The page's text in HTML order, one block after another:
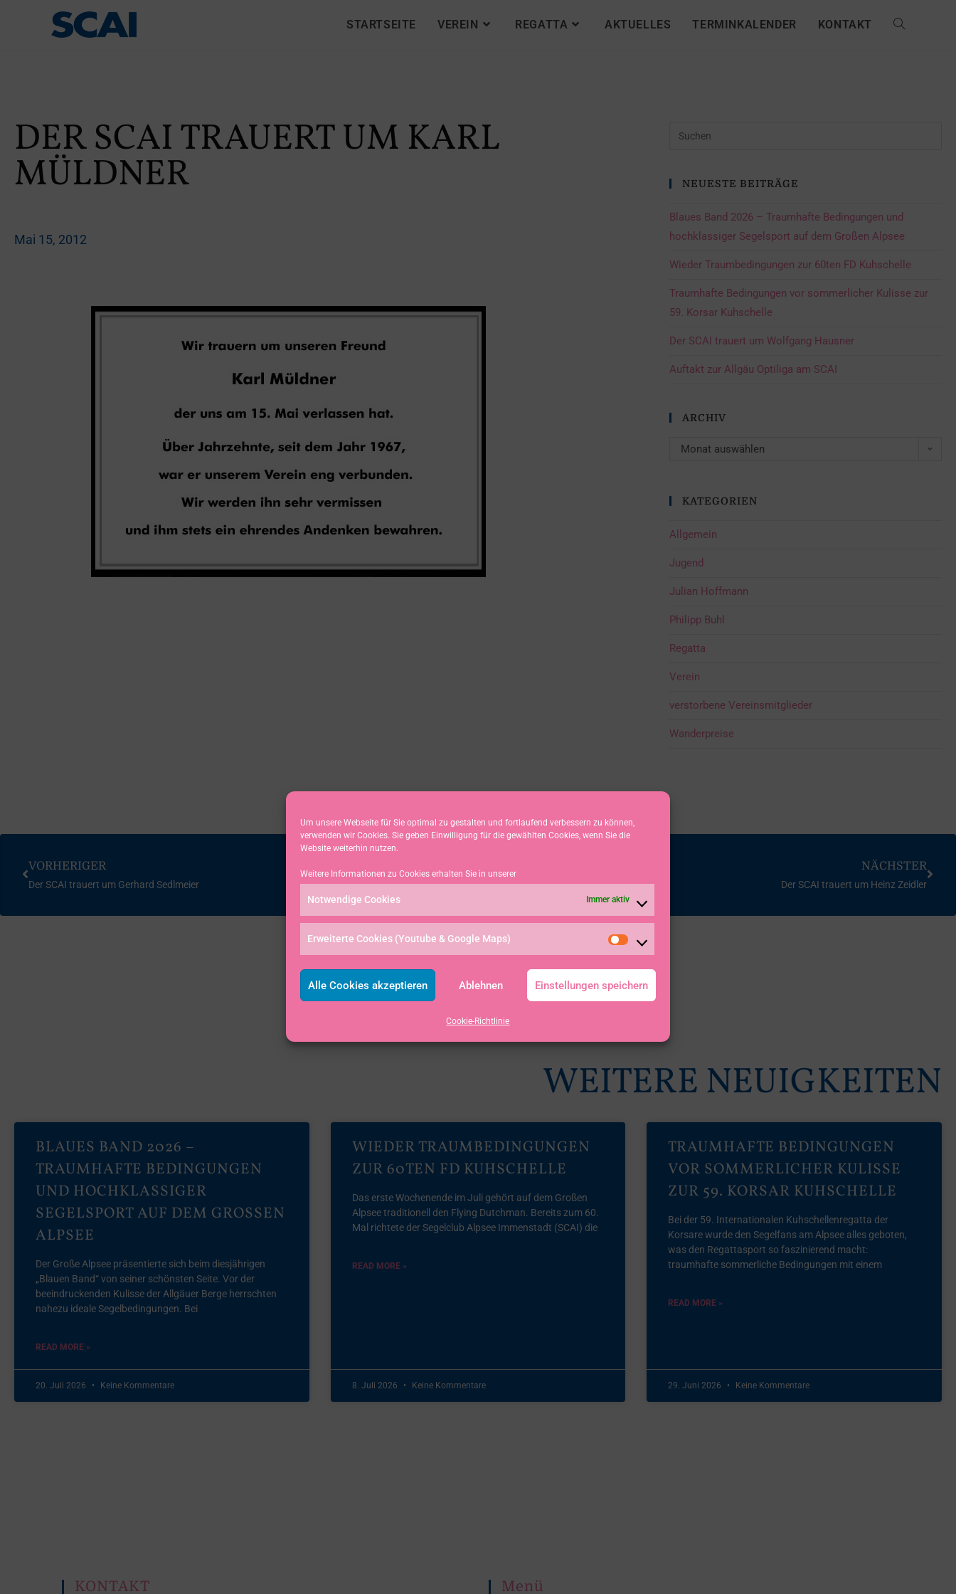
Um unsere Webseite für Sie optimal zu gestalten und fortlaufend verbessern zu können,
verwenden wir Cookies. Sie geben Einwilligung für die gewählten Cookies, wenn Sie die
Website weiterhin nutzen.
Weitere Informationen zu Cookies erhalten Sie in unserer
Notwendige Cookies Immer aktiv
Erweiterte Cookies (Youtube & Google Maps)
Alle Cookies akzeptieren Ablehnen Einstellungen speichern
Cookie-Richtlinie
STARTSEITE VEREIN REGATTA AKTUELLES TERMINKALENDER KONTAKT
DER SCAI TRAUERT UM KARL
MÜLDNER
Mai 15, 2012
NEUESTE BEITRÄGE
Blaues Band 2026 – Traumhafte Bedingungen und
hochklassiger Segelsport auf dem Großen Alpsee
Wieder Traumbedingungen zur 60ten FD Kuhschelle
Traumhafte Bedingungen vor sommerlicher Kulisse zur
59. Korsar Kuhschelle
Der SCAI trauert um Wolfgang Hausner
Auftakt zur Allgäu Optiliga am SCAI
ARCHIV
Monat auswählen
KATEGORIEN
Allgemein
Jugend
Julian Hoffmann
Philipp Buhl
Regatta
Verein
verstorbene Vereinsmitglieder
Wanderpreise
VORHERIGER
Der SCAI trauert um Gerhard Sedlmeier
NÄCHSTER
Der SCAI trauert um Heinz Zeidler
WEITERE NEUIGKEITEN
BLAUES BAND 2026 –
TRAUMHAFTE BEDINGUNGEN
UND HOCHKLASSIGER
SEGELSPORT AUF DEM GROSSEN A
LPSEE
Der Große Alpsee präsentierte sich beim diesjährigen
„Blauen Band“ von seiner schönsten Seite. Vor der
beeindruckenden Kulisse der Allgäuer Berge herrschten
nahezu ideale Segelbedingungen. Bei
READ MORE »
20. Juli 2026 Keine Kommentare
WIEDER TRAUMBEDINGUNGEN
ZUR 60TEN FD KUHSCHELLE
Das erste Wochenende im Juli gehört auf dem Großen
Alpsee traditionell den Flying Dutchman. Bereits zum 60.
Mal richtete der Segelclub Alpsee Immenstadt (SCAI) die
READ MORE »
8. Juli 2026 Keine Kommentare
TRAUMHAFTE BEDINGUNGEN
VOR SOMMERLICHER KULISSE
ZUR 59. KORSAR KUHSCHELLE
Bei der 59. Internationalen Kuhschellenregatta der
Korsare wurde den Segelfans am Alpsee alles geboten,
was den Regattasport so faszinierend macht:
traumhafte sommerliche Bedingungen mit einem
READ MORE »
29. Juni 2026 Keine Kommentare
KONTAKT Menü